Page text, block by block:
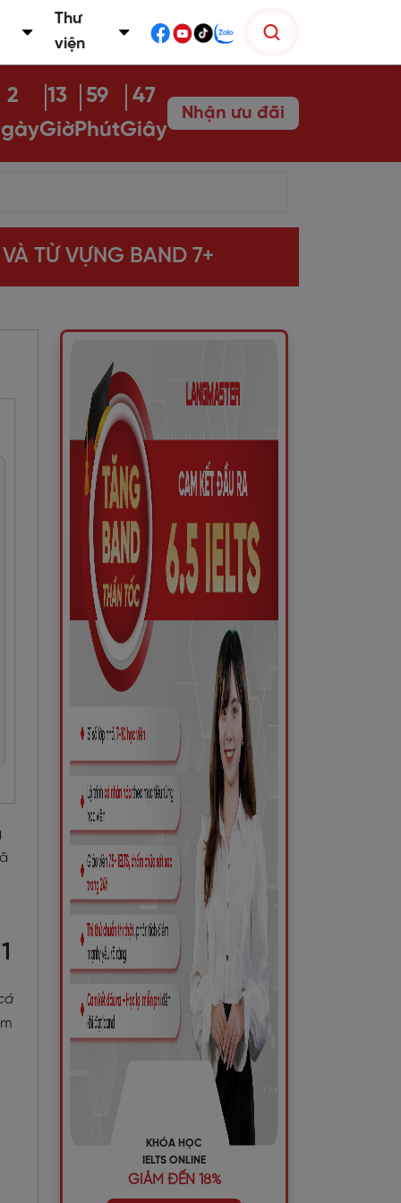
Thư
viện
2
13
Giờ
59
Phút
46
Giây
Nhận ưu đãi
TỪ VỰNG BAND 7+
KHÓA HỌC
IELTS ONLINE
GIẢM ĐẾN 18%